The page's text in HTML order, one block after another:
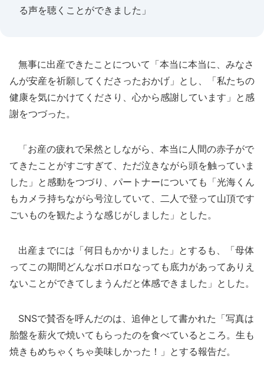
る声を聴くことができました」
無事に出産できたことについて「本当に本当に、みなさ
んが安産を祈願してくださったおかげ」とし、「私たちの
健康を気にかけてくださり、心から感謝しています」と感
謝をつづった。
「お産の疲れで呆然としながら、本当に人間の赤子がで
てきたことがすごすぎて、ただ泣きながら頭を触っていま
した」と感動をつづり、パートナーについても「光海くん
もカメラ持ちながら号泣していて、二人で登って山頂です
ごいものを観たような感じがしました」とした。
出産までには「何日もかかりました」とするも、「母体
ってこの期間どんなボロボロなっても底力があってありえ
ないことができてしまうんだと体感できました」とした。
SNSで賛否を呼んだのは、追伸として書かれた「写真は
胎盤を薪火で焼いてもらったのを食べているところ。生も
焼きもめちゃくちゃ美味しかった！」とする報告だ。